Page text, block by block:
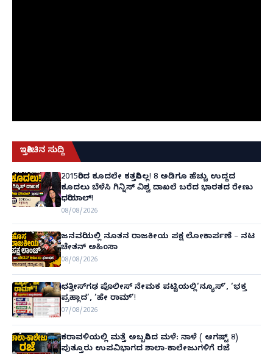
ಇತ್ತೀಚಿನ ಸುದ್ದಿ
2015ರಿಂದ ಕೂದಲೇ ಕತ್ತರಿಸಿಲ್ಲ! 8 ಅಡಿಗೂ ಹೆಚ್ಚು ಉದ್ದದ
ಕೂದಲು ಬೆಳೆಸಿ ಗಿನ್ನಿಸ್ ವಿಶ್ವ ದಾಖಲೆ ಬರೆದ ಭಾರತದ ರೇಣು
ಧರಿಯಾಲ್!
08/08/2026
ಜನವರಿಯಲ್ಲಿ ನೂತನ ರಾಜಕೀಯ ಪಕ್ಷ ಲೋಕಾರ್ಪಣೆ – ನಟ
ಚೇತನ್ ಅಹಿಂಸಾ
08/08/2026
ಛತ್ತೀಸ್‌ಗಢ ಪೊಲೀಸ್ ನೇಮಕ ಪಟ್ಟಿಯಲ್ಲಿ‘ನ್ಯೂಸ್’, ‘ಭಕ್ತ
ಪ್ರಹ್ಲಾದ’, ‘ಹೇ ರಾಮ್’!
07/08/2026
ಕರಾವಳಿಯಲ್ಲಿ ಮತ್ತೆ ಅಬ್ಬರಿಸಿದ ಮಳೆ: ನಾಳೆ ( ಆಗಷ್ಟ್ 8)
ಪುತ್ತೂರು ಉಪವಿಭಾಗದ ಶಾಲಾ-ಕಾಲೇಜುಗಳಿಗೆ ರಜೆ